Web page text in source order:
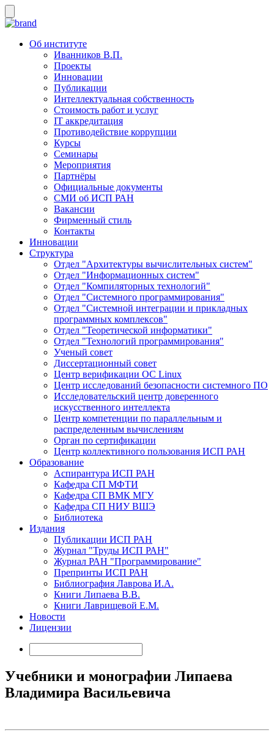
Об институте
Иванников В.П.
Проекты
Инновации
Публикации
Интеллектуальная собственность
Стоимость работ и услуг
IT аккредитация
Противодействие коррупции
Курсы
Семинары
Мероприятия
Партнёры
Официальные документы
СМИ об ИСП РАН
Вакансии
Фирменный стиль
Контакты
Инновации
Структура
Отдел "Архитектуры вычислительных систем"
Отдел "Информационных систем"
Отдел "Компиляторных технологий"
Отдел "Системного программирования"
Отдел "Системной интеграции и прикладных
программных комплексов"
Отдел "Теоретической информатики"
Отдел "Технологий программирования"
Ученый совет
Диссертационный совет
Центр верификации ОС Linux
Центр исследований безопасности системного ПО
Исследовательский центр доверенного
искусственного интеллекта
Центр компетенции по параллельным и
распределенным вычислениям
Орган по сертификации
Центр коллективного пользования ИСП РАН
Образование
Аспирантура ИСП РАН
Кафедра СП МФТИ
Кафедра СП ВМК МГУ
Кафедра СП НИУ ВШЭ
Библиотека
Издания
Публикации ИСП РАН
Журнал "Труды ИСП РАН"
Журнал РАН "Программирование"
Препринты ИСП РАН
Библиография Лаврова И.А.
Книги Липаева В.В.
Книги Лаврищевой Е.М.
Новости
Лицензии
Учебники и монографии Липаева
Владимира Васильевича